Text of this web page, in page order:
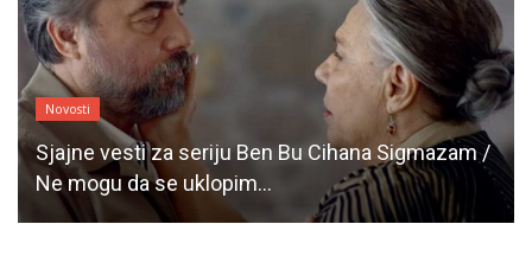
Novosti
Sjajne vesti za seriju Ben Bu Cihana Sigmazam /
Ne mogu da se uklopim...